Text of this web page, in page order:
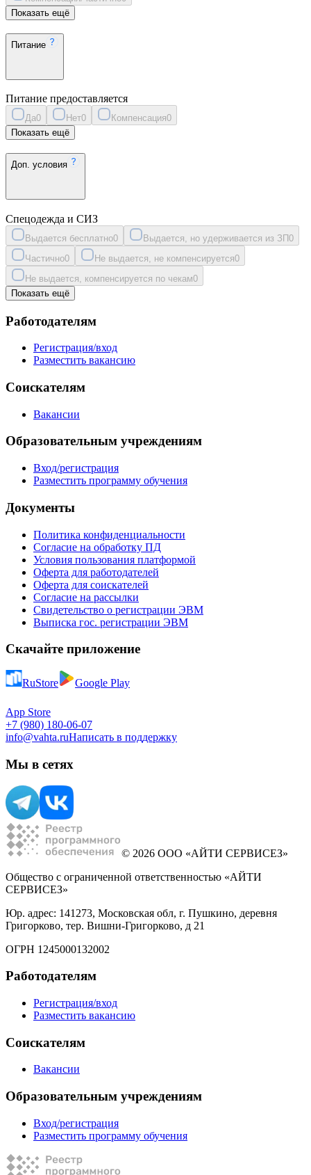
Показать ещё
Питание
Питание предоставляется
Да0 Нет0 Компенсация0
Показать ещё
Доп. условия
Спецодежда и СИЗ
Выдается бесплатно0 Выдается, но удерживается из ЗП0
Частично0 Не выдается, не компенсируется0
Не выдается, компенсируется по чекам0
Показать ещё
Работодателям
Регистрация/вход
Разместить вакансию
Соискателям
Вакансии
Образовательным учреждениям
Вход/регистрация
Разместить программу обучения
Документы
Политика конфиденциальности
Согласие на обработку ПД
Условия пользования платформой
Оферта для работодателей
Оферта для соискателей
Согласие на рассылки
Свидетельство о регистрации ЭВМ
Выписка гос. регистрации ЭВМ
Скачайте приложение
RuStore Google Play
App Store
+7 (980) 180-06-07
info@vahta.ruНаписать в поддержку
Мы в сетях
© 2026 ООО «АЙТИ СЕРВИСЕЗ»
Общество с ограниченной ответственностью «АЙТИ
СЕРВИСЕЗ»
Юр. адрес: 141273, Московская обл, г. Пушкино, деревня
Григорково, тер. Вишни-Григорково, д 21
ОГРН 1245000132002
Работодателям
Регистрация/вход
Разместить вакансию
Соискателям
Вакансии
Образовательным учреждениям
Вход/регистрация
Разместить программу обучения